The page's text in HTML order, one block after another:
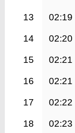
13 02:19
14 02:20
15 02:21
16 02:21
17 02:22
18 02:23